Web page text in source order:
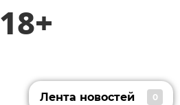
18+
Лента новостей 0